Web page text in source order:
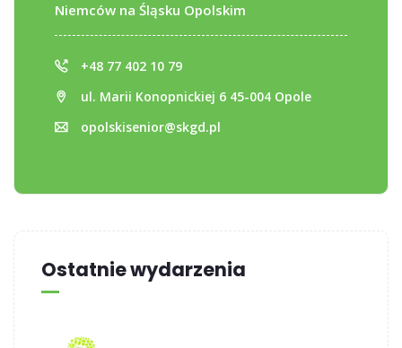
Niemców na Śląsku Opolskim
+48 77 402 10 79
ul. Marii Konopnickiej 6 45-004 Opole
opolskisenior@skgd.pl
Ostatnie wydarzenia